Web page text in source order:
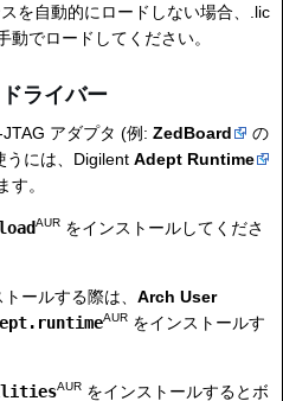
を自動的にロードしない場合、.lic
でロードしてください。
ライバー
アダプタ (例: ZedBoard
の
うには、Digilent Adept Runtime
す。
AUR をインストールしてくださ
ールする際は、 Arch User
AUR をインストールす
AUR をインストールするとボ